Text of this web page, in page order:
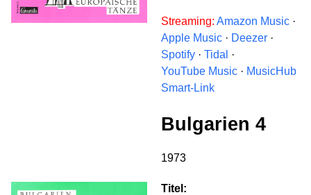
Streaming: Amazon Music ·
Apple Music · Deezer ·
Spotify · Tidal ·
YouTube Music · MusicHub
Smart-Link
Bulgarien 4
1973
Titel: